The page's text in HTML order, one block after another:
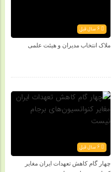
ملاک انتخاب مدیران و هیئت علمی
چهار گام کاهش تعهدات ایران مغایر